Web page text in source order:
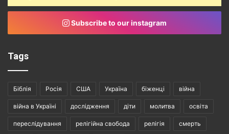
Subscribe to our instagram
Tags
Біблія Росія США Україна біженці війна
війна в Україні дослідження діти молитва освіта
переслідування релігійна свобода релігія смерть